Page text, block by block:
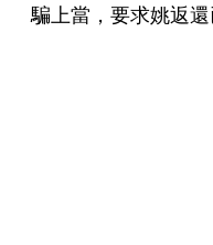
騙上當，要求姚返還